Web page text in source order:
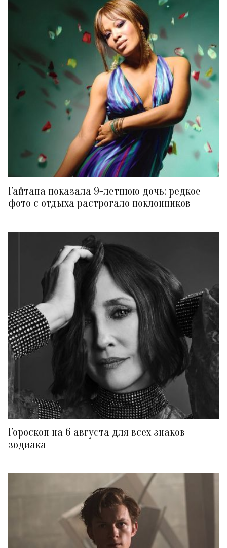
Гайтана показала 9-летнюю дочь: редкое
фото с отдыха растрогало поклонников
Гороскоп на 6 августа для всех знаков
зодиака